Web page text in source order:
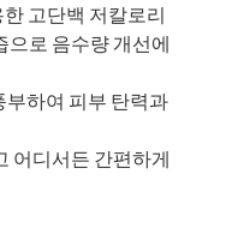
고단백 저칼로리
으로 음수량 개선에
부하여 피부 탄력과
어디서든 간편하게